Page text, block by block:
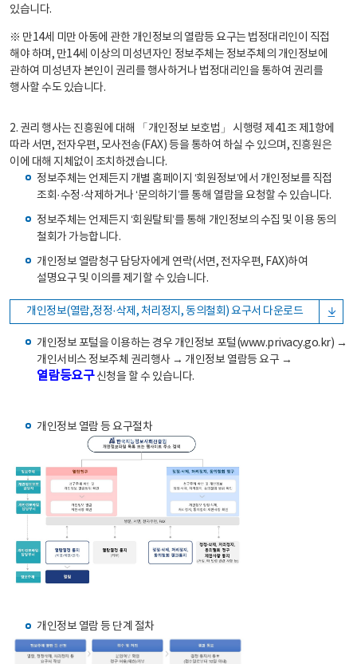
있습니다.
※ 만14세 미만 아동에 관한 개인정보의 열람등 요구는 법정대리인이 직접
해야 하며, 만14세 이상의 미성년자인 정보주체는 정보주체의 개인정보에
관하여 미성년자 본인이 권리를 행사하거나 법정대리인을 통하여 권리를
행사할 수도 있습니다.
2. 권리 행사는 진흥원에 대해 「개인정보 보호법」 시행령 제41조 제1항에
따라 서면, 전자우편, 모사전송(FAX) 등을 통하여 하실 수 있으며, 진흥원은
이에 대해 지체없이 조치하겠습니다.
정보주체는 언제든지 개별 홈페이지 ‘회원정보’에서 개인정보를 직접
조회·수정·삭제하거나 ‘문의하기’를 통해 열람을 요청할 수 있습니다.
정보주체는 언제든지 ‘회원탈퇴’를 통해 개인정보의 수집 및 이용 동의
철회가 가능합니다.
개인정보 열람청구 담당자에게 연락(서면, 전자우편, FAX)하여
설명요구 및 이의를 제기할 수 있습니다.
개인정보(열람,정정·삭제, 처리정지, 동의철회) 요구서 다운로드
개인정보 포털을 이용하는 경우 개인정보 포털(www.privacy.go.kr) →
개인서비스 정보주체 권리행사 → 개인정보 열람등 요구 →
열람등요구신청을 할 수 있습니다.
개인정보 열람 등 요구절차
개인정보 열람 등 단계 절차